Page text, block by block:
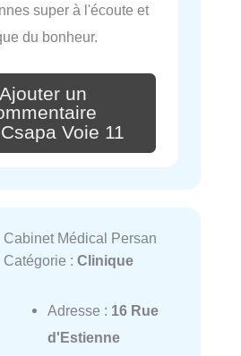
super à l'écoute et
du bonheur.
Ajouter un
Voie 11
Cabinet Médical Persan
Catégorie : Clinique
Adresse : 16 Rue
d'Estienne